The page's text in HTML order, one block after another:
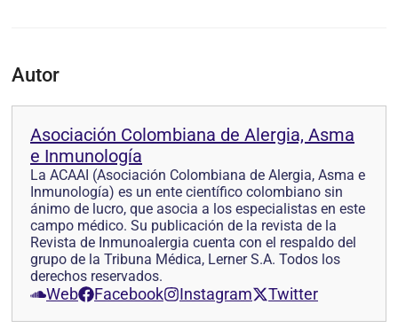
Autor
Asociación Colombiana de Alergia, Asma
e Inmunología
La ACAAI (Asociación Colombiana de Alergia, Asma e
Inmunología) es un ente científico colombiano sin
ánimo de lucro, que asocia a los especialistas en este
campo médico. Su publicación de la revista de la
Revista de Inmunoalergia cuenta con el respaldo del
grupo de la Tribuna Médica, Lerner S.A. Todos los
derechos reservados.
Web Facebook Instagram Twitter